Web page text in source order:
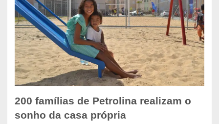
200 famílias de Petrolina realizam o
sonho da casa própria